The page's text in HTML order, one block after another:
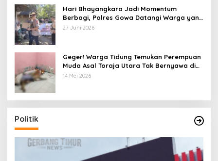
Hari Bhayangkara Jadi Momentum
Berbagi, Polres Gowa Datangi Warga yang
Membutuhkan
27 Juni 2026
Geger! Warga Tidung Temukan Perempuan
Muda Asal Toraja Utara Tak Bernyawa di
Kamar Kos
14 Mei 2026
Politik